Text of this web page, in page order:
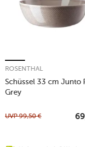
Schüssel 33 cm Junto
Grey
ROSENTHAL
UVP99,50 €